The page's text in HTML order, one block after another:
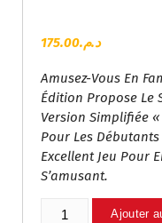
د.م.175.00
Amusez-Vous En
Édition Propose Le
Version Simplifiée
Pour Les Débutants
Excellent Jeu Pour
S’amusant.
Quantité
Ajouter